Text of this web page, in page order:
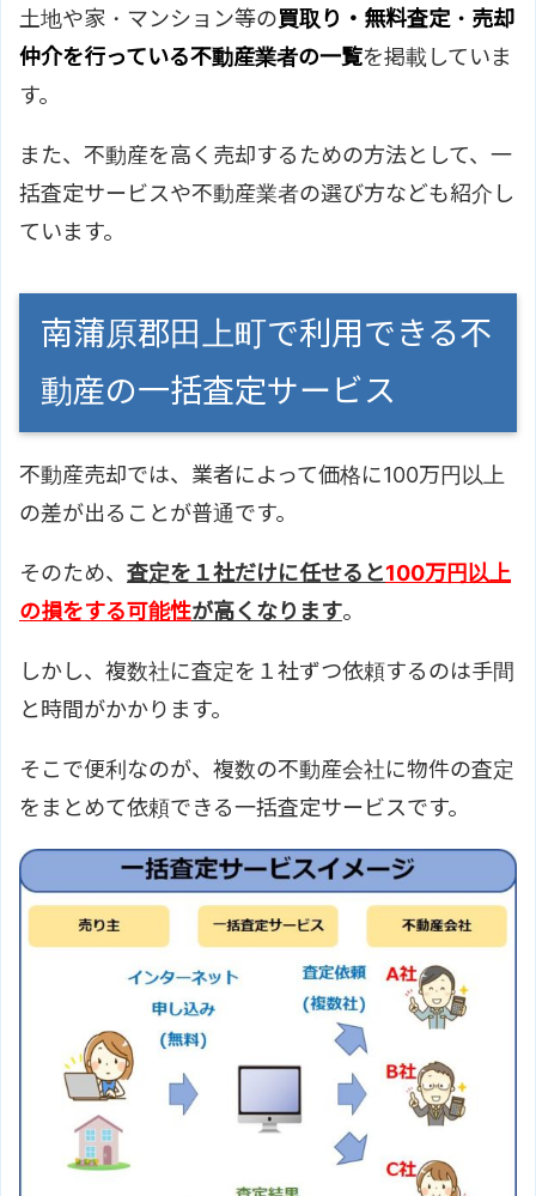
土地や家・マンション等の買取り・無料査定・売却
仲介を行っている不動産業者の一覧を掲載していま
す。
また、不動産を高く売却するための方法として、一
括査定サービスや不動産業者の選び方なども紹介し
ています。
南蒲原郡田上町で利用できる不
動産の一括査定サービス
不動産売却では、業者によって価格に100万円以上
の差が出ることが普通です。
そのため、 査定を１社だけに任せると100万円以上
の損をする可能性が高くなります。
しかし、複数社に査定を１社ずつ依頼するのは手間
と時間がかかります。
そこで便利なのが、複数の不動産会社に物件の査定
をまとめて依頼できる一括査定サービスです。